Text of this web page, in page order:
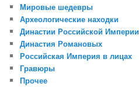
Мировые шедевры
Археологические находки
Династии Российской Империи
Династия Романовых
Российская Империя в лицах
Гравюры
Прочее